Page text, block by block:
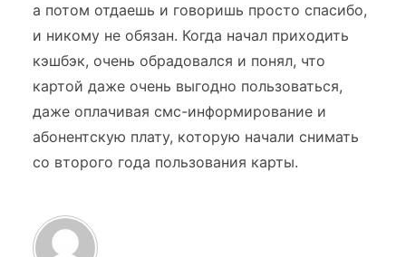
а потом отдаешь и говоришь просто спасибо,
и никому не обязан. Когда начал приходить
кэшбэк, очень обрадовался и понял, что
картой даже очень выгодно пользоваться,
даже оплачивая смс-информирование и
абонентскую плату, которую начали снимать
со второго года пользования карты.